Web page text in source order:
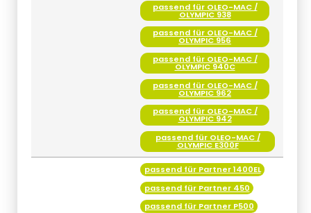
passend für OLEO-MAC /
OLYMPIC 938
passend für OLEO-MAC /
OLYMPIC 956
passend für OLEO-MAC /
OLYMPIC 940C
passend für OLEO-MAC /
OLYMPIC 962
passend für OLEO-MAC /
OLYMPIC 942
passend für OLEO-MAC /
OLYMPIC E300F
passend für Partner 1400EL
passend für Partner 450
passend für Partner P500